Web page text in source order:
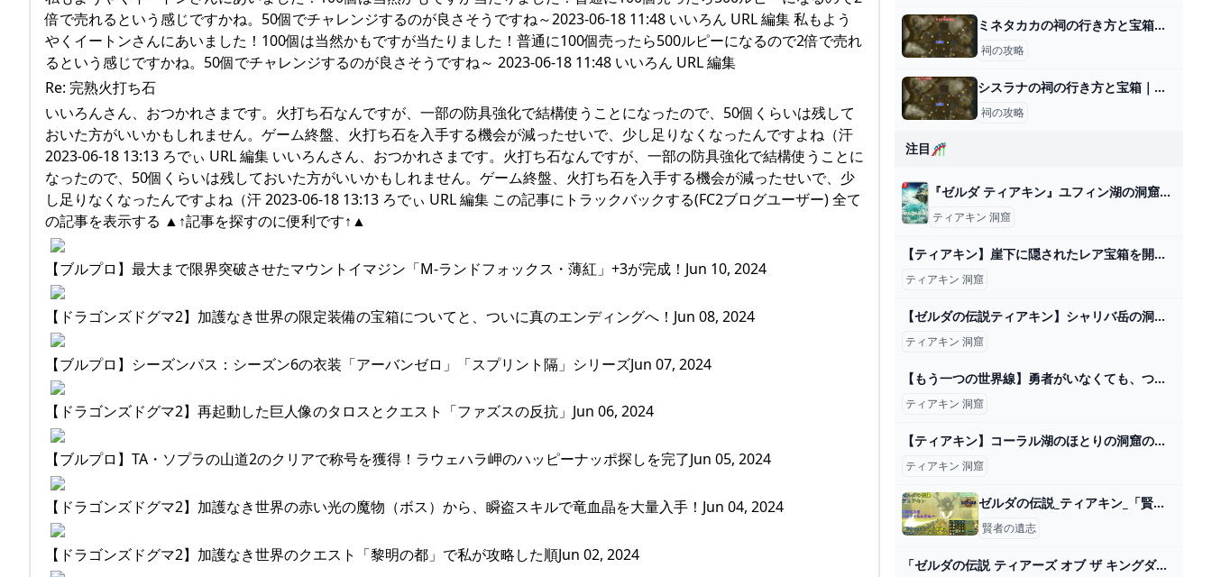
倍で売れるという感じですかね。50個でチャレンジするのが良さそうですね～2023-06-18 11:48 いいろん URL 編集 私もよう
やくイートンさんにあいました！100個は当然かもですが当たりました！普通に100個売ったら500ルピーになるので2倍で売れ
るという感じですかね。50個でチャレンジするのが良さそうですね～ 2023-06-18 11:48 いいろん URL 編集
Re: 完熟火打ち石
いいろんさん、おつかれさまです。火打ち石なんですが、一部の防具強化で結構使うことになったので、50個くらいは残して
おいた方がいいかもしれません。ゲーム終盤、火打ち石を入手する機会が減ったせいで、少し足りなくなったんですよね（汗
2023-06-18 13:13 ろでぃ URL 編集 いいろんさん、おつかれさまです。火打ち石なんですが、一部の防具強化で結構使うことに
なったので、50個くらいは残しておいた方がいいかもしれません。ゲーム終盤、火打ち石を入手する機会が減ったせいで、少
し足りなくなったんですよね（汗 2023-06-18 13:13 ろでぃ URL 編集 この記事にトラックバックする(FC2ブログユーザー) 全て
の記事を表示する ▲↑記事を探すのに便利です↑▲
【ブルプロ】最大まで限界突破させたマウントイマジン「M-ランドフォックス・薄紅」+3が完成！Jun 10, 2024
【ドラゴンズドグマ2】加護なき世界の限定装備の宝箱についてと、ついに真のエンディングへ！Jun 08, 2024
【ブルプロ】シーズンパス：シーズン6の衣装「アーバンゼロ」「スプリント隔」シリーズJun 07, 2024
【ドラゴンズドグマ2】再起動した巨人像のタロスとクエスト「ファズスの反抗」Jun 06, 2024
【ブルプロ】TA・ソプラの山道2のクリアで称号を獲得！ラウェハラ岬のハッピーナッポ探しを完了Jun 05, 2024
【ドラゴンズドグマ2】加護なき世界の赤い光の魔物（ボス）から、瞬盗スキルで竜血晶を大量入手！Jun 04, 2024
【ドラゴンズドグマ2】加護なき世界のクエスト「黎明の都」で私が攻略した順Jun 02, 2024
ミネタカカの祠の行き方と宝箱｜ラウルの祝福
祠の攻略
シスラナの祠の行き方と宝箱｜ラウルの祝福
祠の攻略
注目🎢
『ゼルダ ティアキン』ユフィン湖の洞窟」内「モシャピンの祠」とほこらチャレンジ「ユフィン湖の洞窟に眠る水晶」を攻略しました - ディスディスブログ
ティアキン 洞窟
【ティアキン】崖下に隠されたレア宝箱を開けに行ってみたら...【ゼルダの伝説 ティアーズ オブ ザ キングダム】 - YouTube
ティアキン 洞窟
【ゼルダの伝説ティアキン】シャリバ岳の洞窟(マヨイ） - YouTube
ティアキン 洞窟
【もう一つの世界線】勇者がいなくても、つくればいい。【ドラゴンクエストビルダーズ -アレフガルドを復活せよ-】part4 - YouTube
ティアキン 洞窟
【ティアキン】コーラル湖のほとりの洞窟のヒノックス三兄弟（長男） ゼルダの伝説ティアーズ オブ ザ キングダム（2周目） #ゼルダの伝説 #ティアキン #zelda - YouTube
ティアキン 洞窟
ゼルダの伝説_ティアキン_「賢者の遺志」強化前後でどれくらい違いがあるか教えます！ - YouTube
賢者の遺志
「ゼルダの伝説 ティアーズ オブ ザ キングダム」1周年。多くの人が夢中になったハイラルでの新しい冒険を振り返る - GAME Watch